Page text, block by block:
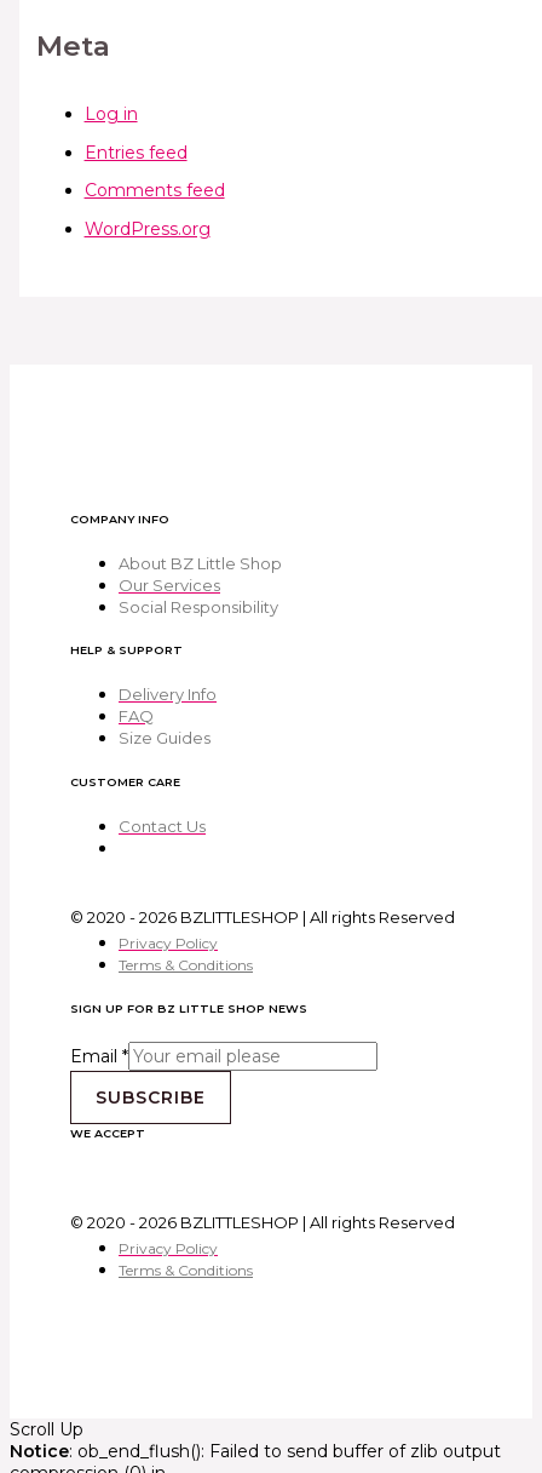
Meta
Log in
Entries feed
Comments feed
WordPress.org
COMPANY INFO
About BZ Little Shop
Our Services
Social Responsibility
HELP & SUPPORT
Delivery Info
FAQ
Size Guides
CUSTOMER CARE
Contact Us
© 2020 - 2026 BZLITTLESHOP | All rights Reserved
Privacy Policy
Terms & Conditions
SIGN UP FOR BZ LITTLE SHOP NEWS
Email *
SUBSCRIBE
WE ACCEPT
© 2020 - 2026 BZLITTLESHOP | All rights Reserved
Privacy Policy
Terms & Conditions
Scroll Up
Notice: ob_end_flush(): Failed to send buffer of zlib output